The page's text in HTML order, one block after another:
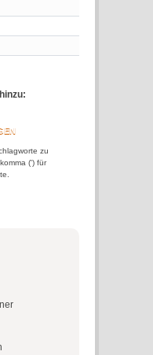
zu
(') für